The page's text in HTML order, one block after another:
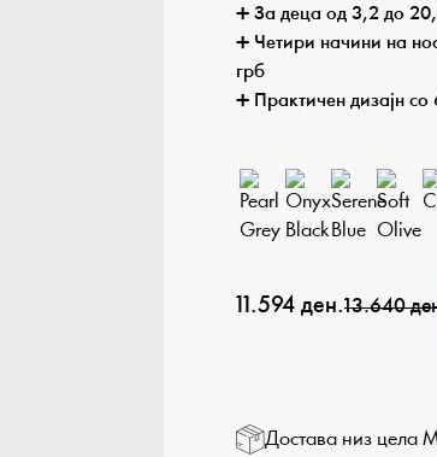
➕ За деца од 3,2 до
➕ Четири начини на
грб
➕ Практичен дизајн
11.594 ден.13.640
Достава низ цела